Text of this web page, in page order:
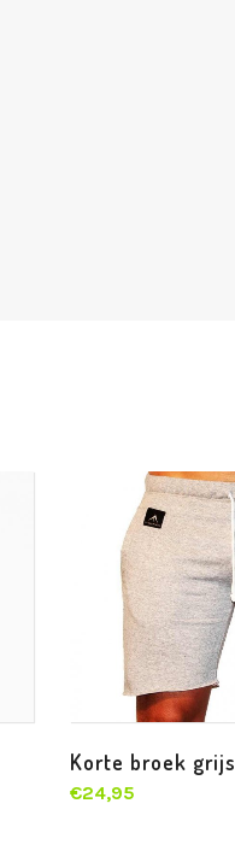
Korte broek grijs
€24,95